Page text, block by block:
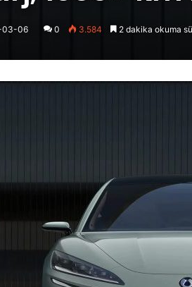
03-06 0 3.584 2 dakika okuma